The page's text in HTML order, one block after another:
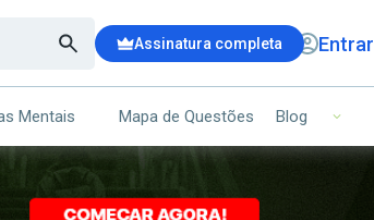
Assinatura completa Entrar
CARRINHO DE COMPRAS
ITENS (00)
Mentais Mapa de Questões Blog